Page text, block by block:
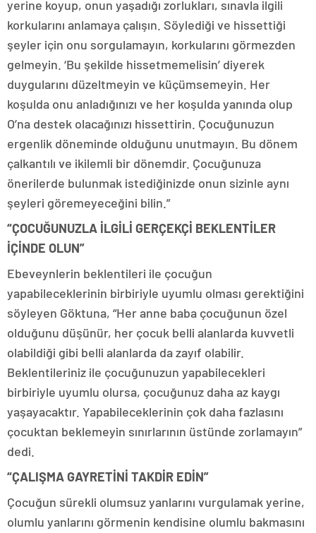
yerine koyup, onun yaşadığı zorlukları, sınavla ilgili
korkularını anlamaya çalışın. Söylediği ve hissettiği
şeyler için onu sorgulamayın, korkularını görmezden
gelmeyin. ‘Bu şekilde hissetmemelisin’ diyerek
duygularını düzeltmeyin ve küçümsemeyin. Her
koşulda onu anladığınızı ve her koşulda yanında olup
O’na destek olacağınızı hissettirin. Çocuğunuzun
ergenlik döneminde olduğunu unutmayın. Bu dönem
çalkantılı ve ikilemli bir dönemdir. Çocuğunuza
önerilerde bulunmak istediğinizde onun sizinle aynı
şeyleri göremeyeceğini bilin.”
“ÇOCUĞUNUZLA İLGİLİ GERÇEKÇİ BEKLENTİLER
İÇİNDE OLUN”
Ebeveynlerin beklentileri ile çocuğun
yapabileceklerinin birbiriyle uyumlu olması gerektiğini
söyleyen Göktuna, “Her anne baba çocuğunun özel
olduğunu düşünür, her çocuk belli alanlarda kuvvetli
olabildiği gibi belli alanlarda da zayıf olabilir.
Beklentileriniz ile çocuğunuzun yapabilecekleri
birbiriyle uyumlu olursa, çocuğunuz daha az kaygı
yaşayacaktır. Yapabileceklerinin çok daha fazlasını
çocuktan beklemeyin sınırlarının üstünde zorlamayın”
dedi.
“ÇALIŞMA GAYRETİNİ TAKDİR EDİN”
Çocuğun sürekli olumsuz yanlarını vurgulamak yerine,
olumlu yanlarını görmenin kendisine olumlu bakmasını